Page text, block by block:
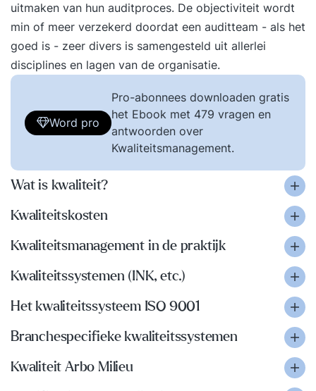
uitmaken van hun auditproces. De objectiviteit wordt
min of meer verzekerd doordat een auditteam - als het
goed is - zeer divers is samengesteld uit allerlei
disciplines en lagen van de organisatie.
Word pro
Pro-abonnees downloaden gratis
het Ebook met 479 vragen en
antwoorden over
Kwaliteitsmanagement.
Wat is kwaliteit?
Kwaliteitskosten
Kwaliteitsmanagement in de praktijk
Kwaliteitssystemen (INK, etc.)
Het kwaliteitssysteem ISO 9001
Branchespecifieke kwaliteitssystemen
Kwaliteit Arbo Milieu